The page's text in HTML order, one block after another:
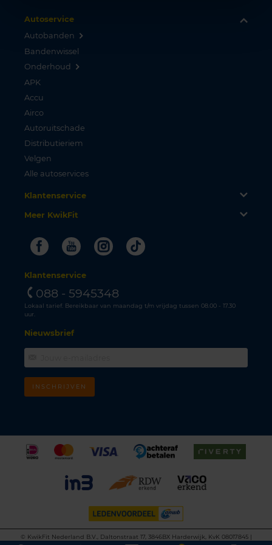
Autoservice
Autobanden
Bandenwissel
Onderhoud
APK
Accu
Airco
Autoruitschade
Distributieriem
Velgen
Alle autoservices
Klantenservice
Meer KwikFit
FacebookYoutubeInstagram
Tiktok
Klantenservice
088 - 5945348
Lokaal tarief. Bereikbaar van maandag t/m vrijdag tussen 08.00 - 17.30
uur.
Nieuwsbrief
INSCHRIJVEN
©
KwikFit Nederland B.V., Daltonstraat 17, 3846BX Harderwijk, KvK 08017845 |